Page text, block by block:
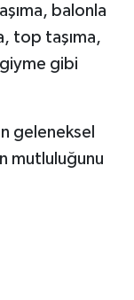
balonla
top taşıma,
giyme gibi
geleneksel
mutluluğunu